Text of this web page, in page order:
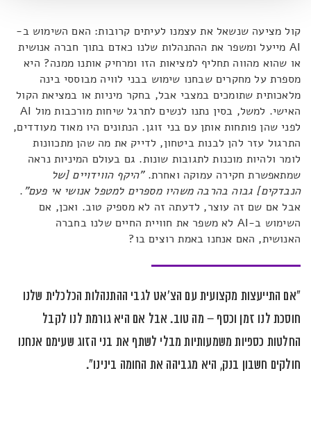
קול מציעה שנשאל את עצמנו לעיתים קרובות: האם השימוש ב-
AI מייעל ומשפר את ההתנהלות שלנו כאדם בתוך חברה אנושית
או שהוא מהווה תחליף למציאות הזו ומרחיק אותנו ממנה? היא
מספרת על מחקרים שבחנו שימוש בבני לוויה מבוססי בינה
מלאכותית שתומכים במצבי אבל, בחקר מיניות או במציאת הקול
האישי. למשל, בסין נתנו לנשים לתרגל שיחות מורכבות מול AI
לפני שהן פותחות אותן עם בני זוגן. הנתונים היו מאוד מעודדים,
התרגול עזר להן לבנות ביטחון, לדייק את מה שהן מתכוונות
לומר ולהיות מוכנות לתגובות שונות. גם בעולם המיניות נראה
שמתאפשרת חקירה עמוקה ואחרת."היקף הווידויים [של
הנבדקים] גבוה בהרבה משהיו מספרים למטפל אנושי אי פעם".
אבל אם שם זה עוצר, לדעתה זה לא מספיק טוב. ואכן, אם
השימוש ב-AI לא משפר את חוויית החיים שלנו בחברה
האנושית, האם אנחנו באמת רוצים בו?
"אם התייעצות מקצועית עם הצ'אט לגבי ההתנהלות הכלכלית שלנו
חוסכת לנו זמן וכסף – מה טוב. אבל אם היא גורמת לנו לקבל
החלטות כספיות משמעותיות מבלי לשתף את בני הזוג שעימם אנחנו
חולקים חשבון בנק, היא מגביהה את החומה בינינו".